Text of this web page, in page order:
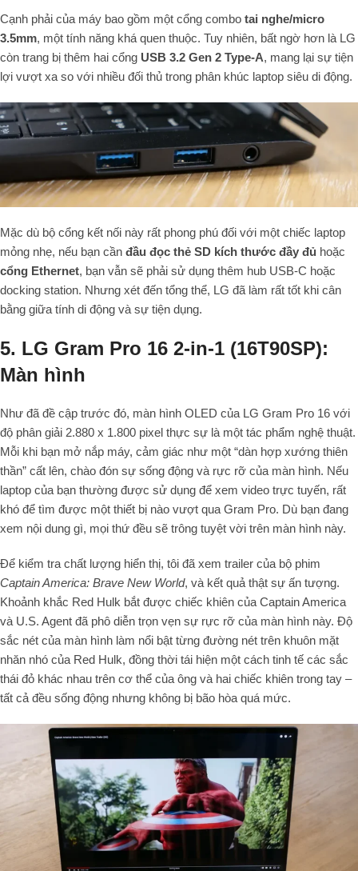
Cạnh phải của máy bao gồm một cổng combo tai nghe/micro
3.5mm, một tính năng khá quen thuộc. Tuy nhiên, bất ngờ hơn là LG
còn trang bị thêm hai cổng USB 3.2 Gen 2 Type-A, mang lại sự tiện
lợi vượt xa so với nhiều đối thủ trong phân khúc laptop siêu di động.
Mặc dù bộ cổng kết nối này rất phong phú đối với một chiếc laptop
mỏng nhẹ, nếu bạn cần đầu đọc thẻ SD kích thước đầy đủ hoặc
cổng Ethernet, bạn vẫn sẽ phải sử dụng thêm hub USB-C hoặc
docking station. Nhưng xét đến tổng thể, LG đã làm rất tốt khi cân
bằng giữa tính di động và sự tiện dụng.
5. LG Gram Pro 16 2-in-1 (16T90SP):
Màn hình
Như đã đề cập trước đó, màn hình OLED của LG Gram Pro 16 với
độ phân giải 2.880 x 1.800 pixel thực sự là một tác phẩm nghệ thuật.
Mỗi khi bạn mở nắp máy, cảm giác như một “dàn hợp xướng thiên
thần” cất lên, chào đón sự sống động và rực rỡ của màn hình. Nếu
laptop của bạn thường được sử dụng để xem video trực tuyến, rất
khó để tìm được một thiết bị nào vượt qua Gram Pro. Dù bạn đang
xem nội dung gì, mọi thứ đều sẽ trông tuyệt vời trên màn hình này.
Để kiểm tra chất lượng hiển thị, tôi đã xem trailer của bộ phim
Captain America: Brave New World, và kết quả thật sự ấn tượng.
Khoảnh khắc Red Hulk bắt được chiếc khiên của Captain America
và U.S. Agent đã phô diễn trọn vẹn sự rực rỡ của màn hình này. Độ
sắc nét của màn hình làm nổi bật từng đường nét trên khuôn mặt
nhăn nhó của Red Hulk, đồng thời tái hiện một cách tinh tế các sắc
thái đỏ khác nhau trên cơ thể của ông và hai chiếc khiên trong tay –
tất cả đều sống động nhưng không bị bão hòa quá mức.